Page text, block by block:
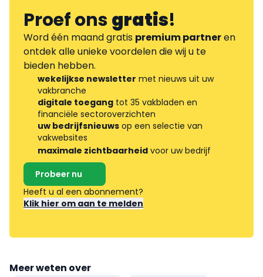
Proef onsgratis!
Word één maand gratis premium partneren
ontdek alle unieke voordelen die wij u te
bieden hebben.
wekelijkse newsletter met nieuws uit uw
vakbranche
digitale toegang tot 35 vakbladen en
financiële sectoroverzichten
uw bedrijfsnieuws op een selectie van
vakwebsites
maximale zichtbaarheid voor uw bedrijf
Probeer nu
Heeft u al een abonnement?
Klik hier om aan te melden
Meer weten over